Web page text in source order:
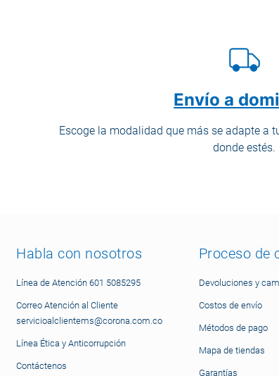
Envío a
Escoge la modalidad que más se adapte a
donde estés.
Habla con nosotros
Línea de Atención 601 5085295
Correo Atención al Cliente
servicioalclientems@corona.com.co
Línea Ética y Anticorrupción
Contáctenos
Proceso de
Devoluciones y
Costos de envío
Métodos de pago
Mapa de tiendas
Garantías